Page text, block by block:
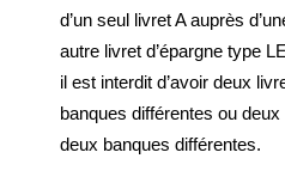
d’un seul livret A auprès
autre livret d’épargne type
il est interdit d’avoir deux
banques différentes ou
deux banques différentes.